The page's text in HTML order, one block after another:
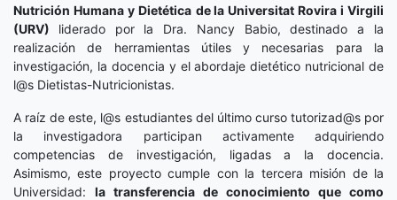
Nutrición Humana y Dietética de la Universitat Rovira i Virgili
(URV) liderado por la Dra. Nancy Babio, destinado a la
realización de herramientas útiles y necesarias para la
investigación, la docencia y el abordaje dietético nutricional de
l@s Dietistas-Nutricionistas.
A raíz de este, l@s estudiantes del último curso tutorizad@s por
la investigadora participan activamente adquiriendo
competencias de investigación, ligadas a la docencia.
Asimismo, este proyecto cumple con la tercera misión de la
Universidad: la transferencia de conocimiento que como